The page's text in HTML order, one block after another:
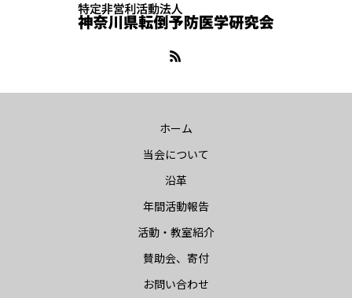
ホーム
当会について
沿革
年間活動報告
活動・教室紹介
賛助会、寄付
お問い合わせ